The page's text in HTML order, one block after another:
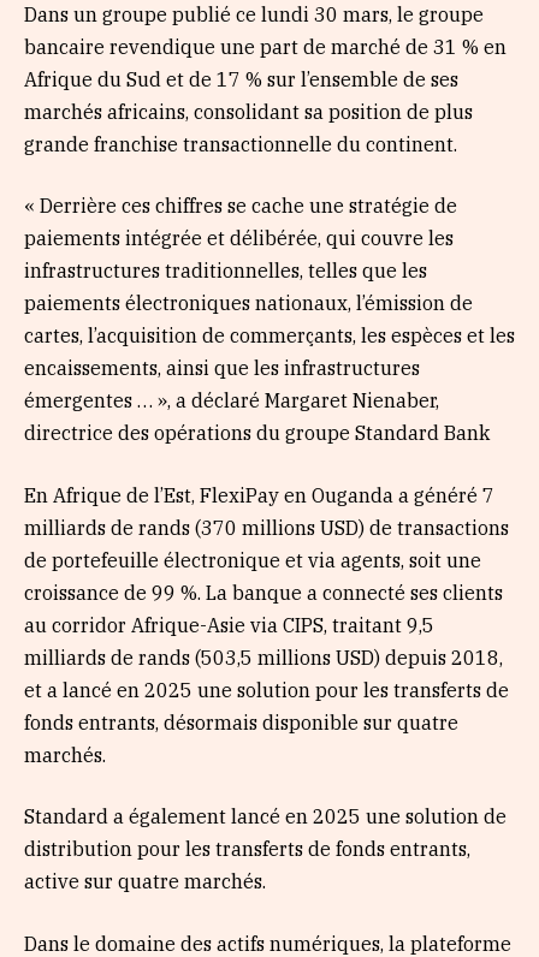
Dans un groupe publié ce lundi 30 mars, le groupe
bancaire revendique une part de marché de 31 % en
Afrique du Sud et de 17 % sur l’ensemble de ses
marchés africains, consolidant sa position de plus
grande franchise transactionnelle du continent.
« Derrière ces chiffres se cache une stratégie de
paiements intégrée et délibérée, qui couvre les
infrastructures traditionnelles, telles que les
paiements électroniques nationaux, l’émission de
cartes, l’acquisition de commerçants, les espèces et les
encaissements, ainsi que les infrastructures
émergentes … », a déclaré Margaret Nienaber,
directrice des opérations du groupe Standard Bank
En Afrique de l’Est, FlexiPay en Ouganda a généré 7
milliards de rands (370 millions USD) de transactions
de portefeuille électronique et via agents, soit une
croissance de 99 %. La banque a connecté ses clients
au corridor Afrique-Asie via CIPS, traitant 9,5
milliards de rands (503,5 millions USD) depuis 2018,
et a lancé en 2025 une solution pour les transferts de
fonds entrants, désormais disponible sur quatre
marchés.
Standard a également lancé en 2025 une solution de
distribution pour les transferts de fonds entrants,
active sur quatre marchés.
Dans le domaine des actifs numériques, la plateforme